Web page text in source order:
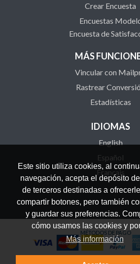
Este sitio utiliza cookies, al
navegación, acepta el depósito
de terceros destinadas a
compartir botones, pero también
y guardar sus preferencias.
cómo usamos las cookies y
Más información
Crear Encuesta
Encuestas
Encuesta de
MÁS
Vincular con
Rastrear
Estadísticas
IDIOMAS
English
Español
Français
MÉTODOS DE PAGO